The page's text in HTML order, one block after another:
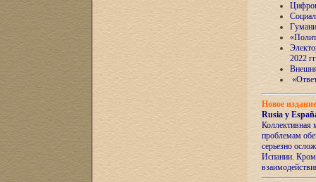
2022
Новое
Rusia y
Коллективная
проблемам
серьезно
Испании.